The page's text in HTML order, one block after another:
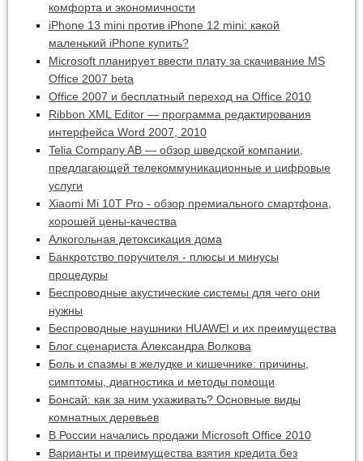
комфорта и экономичности
iPhone 13 mini против iPhone 12 mini: какой
маленький iPhone купить?
Microsoft планирует ввести плату за скачивание MS
Office 2007 beta
Office 2007 и бесплатный переход на Office 2010
Ribbon XML Editor — программа редактирования
интерфейса Word 2007, 2010
Telia Company AB — обзор шведской компании,
предлагающей телекоммуникационные и цифровые
услуги
Xiaomi Mi 10T Pro - обзор премиального смартфона,
хорошей цены-качества
Алкогольная детоксикация дома
Банкротство поручителя - плюсы и минусы
процедуры
Беспроводные акустические системы для чего они
нужны
Беспроводные наушники HUAWEI и их преимущества
Блог сценариста Александра Волкова
Боль и спазмы в желудке и кишечнике: причины,
симптомы, диагностика и методы помощи
Бонсай: как за ним ухаживать? Основные виды
комнатных деревьев
В России начались продажи Microsoft Office 2010
Варианты и преимущества взятия кредита без